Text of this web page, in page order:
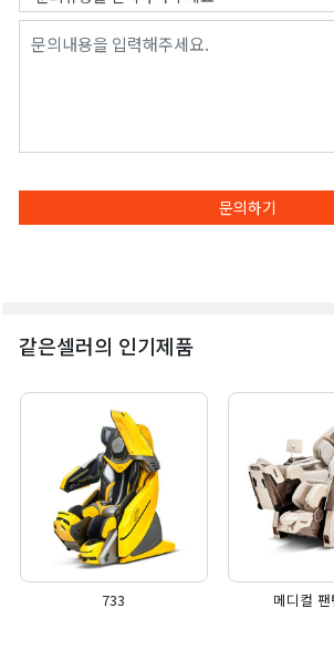
문의하기
같은셀러의 인기제품
733 메디컬